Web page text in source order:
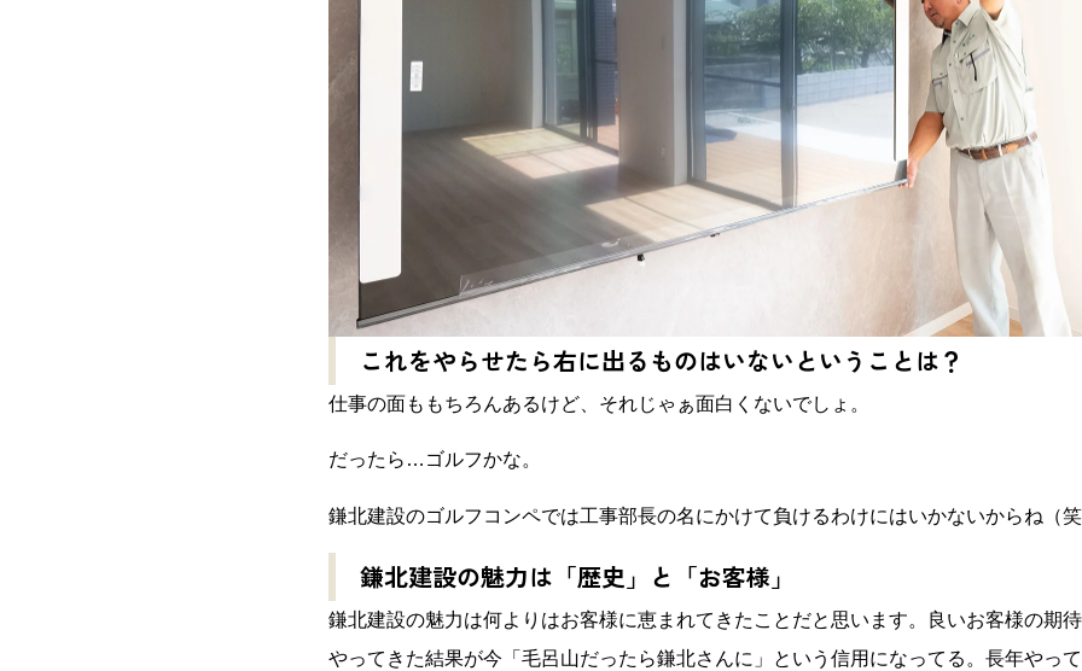
これをやらせたら右に出るものはいないということは？
仕事の面ももちろんあるけど、それじゃぁ面白くないでしょ。
だったら … ゴルフかな。
鎌北建設のゴルフコンペでは工事部長の名にかけて負けるわけにはいかないからね（
鎌北建設の魅力は「歴史」と「お客様」
鎌北建設の魅力は何よりはお客様に恵まれてきたことだと思います。良いお客様の期
やってきた結果が今「毛呂山だったら鎌北さんに」という信用になってる。長年やっ